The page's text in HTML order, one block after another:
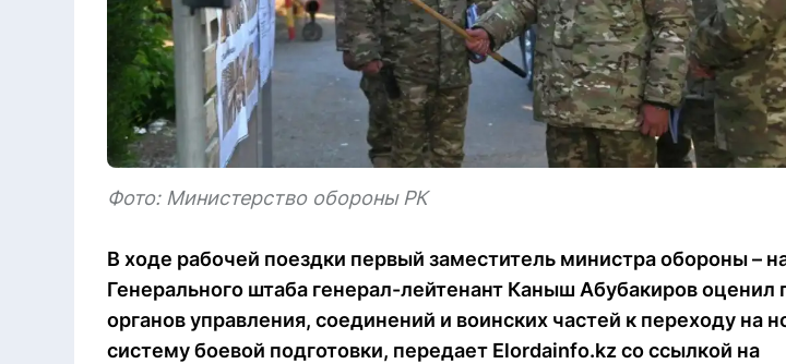
Фото: Министерство обороны РК
В ходе рабочей поездки первый заместитель министра обороны –
Генерального штаба генерал-лейтенант Каныш Абубакиров оценил
органов управления, соединений и воинских частей к переходу на
систему боевой подготовки, передает Elordainfo.kz со ссылкой на